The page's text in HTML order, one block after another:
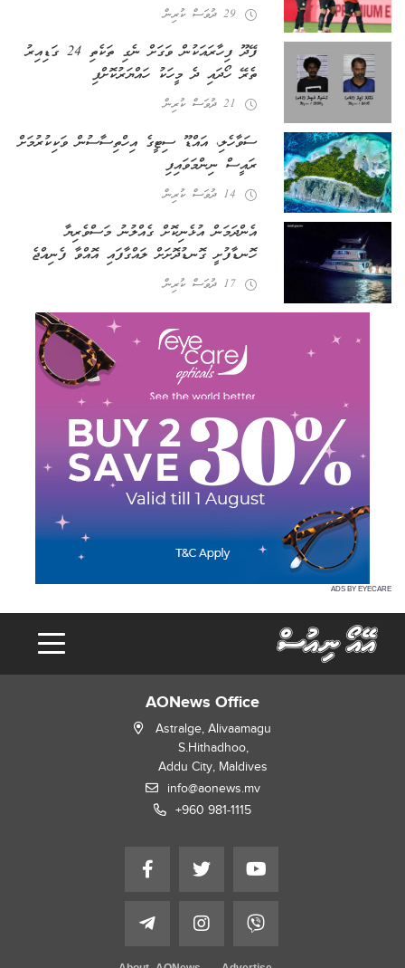
29 ދުވަސް ކުރިން
ފޭދޫ ފިހާރައަކުން ވަގަށް ނެގި ތަކެތި 24 ގަޑިއިރު
ތެރޭ ހޯދައި ދެ މީހަކު ހައްޔަރުކޮށްފި
21 ދުވަސް ކުރިން
ސަވާހެލި، އައްޑޫ ސިޓީގެ އިހްތިސާސުން ވަކިކުރުމަށް
ރައީސް ނިންމަވައިފި
14 ދުވަސް ކުރިން
އެންދަމަން އުޅެނިކޮށް ގެއްލުނު މަސްވެރިޔާ
ހޮނޑާފުށީ ގޮނޑުދޮށަށް ލައްގާފައި އޮއްވާ ފެނިއްޖެ
17 ދުވަސް ކުރިން
ADS BY EYECARE
AONews Office
Astralge, Alivaamagu
S.Hithadhoo,
Addu City, Maldives
info@aonews.mv
+960 981-1115